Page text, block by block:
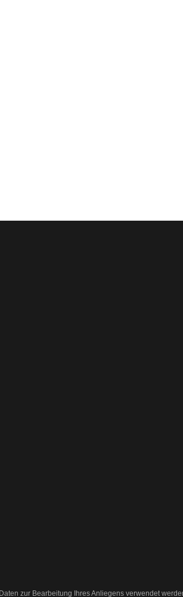
zur Bearbeitung Ihres Anliegens verwendet